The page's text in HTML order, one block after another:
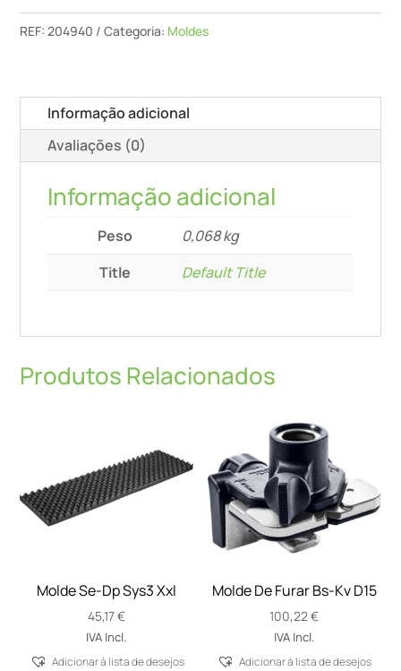
Sys3
REF:204940 Categoria: Moldes
Informação adicional
Avaliações (0)
Informação adicional
Peso
0,068 kg
Title
Default Title
Produtos Relacionados
Molde Se-Dp Sys3 Xxl
45,17€
IVA Incl.
Adicionar á lista de desejos
Molde De Furar Bs-Kv D15
100,22€
IVA Incl.
Adicionar á lista de desejos